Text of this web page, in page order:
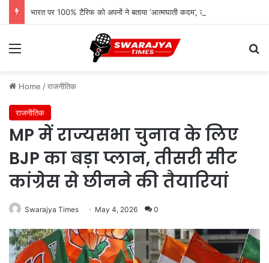
Menu
Home /राजनीतिक
राजनीतिक
MP में राज्यसभा चुनाव के लिए
BJP का बड़ा प्लान, तीसरी सीट
कांग्रेस से छीनने की तैयारियां
Swarajya Times May 4, 2026 0